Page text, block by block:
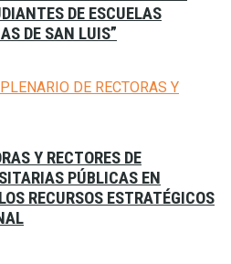
DE ESCUELAS
DE SAN LUIS”
Y RECTORES DE
PÚBLICAS EN
RECURSOS ESTRATÉGICOS